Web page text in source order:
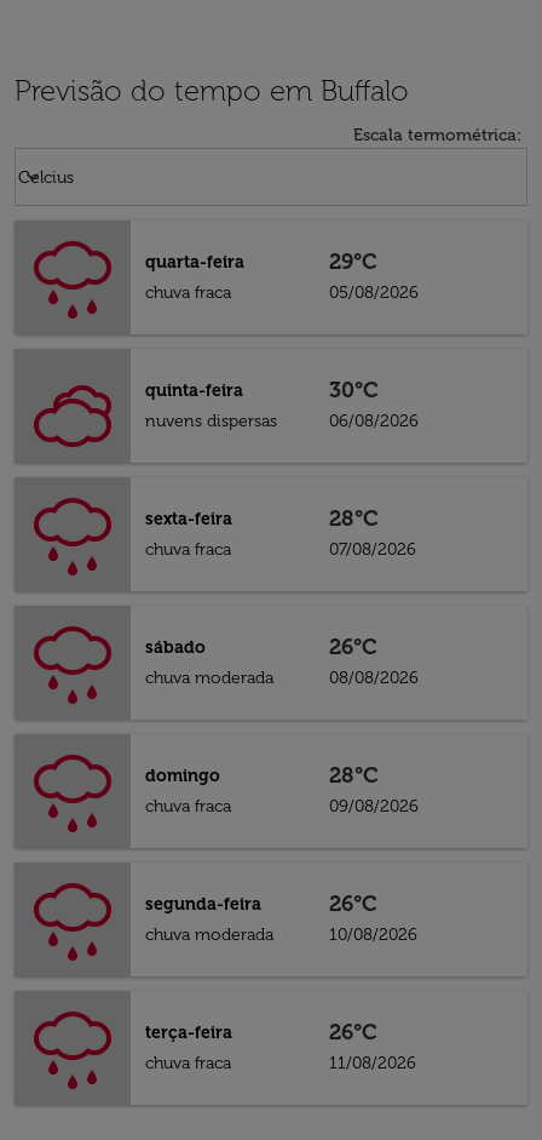
Previsão do tempo em Buffalo
Escala termométrica:
Celcius
keyboard_arrow_down
quarta-feira
chuva fraca
29°C
05/08/2026
quinta-feira
nuvens dispersas
30°C
06/08/2026
sexta-feira
chuva fraca
28°C
07/08/2026
sábado
chuva moderada
26°C
08/08/2026
domingo
chuva fraca
28°C
09/08/2026
segunda-feira
chuva moderada
26°C
10/08/2026
terça-feira
chuva fraca
26°C
11/08/2026